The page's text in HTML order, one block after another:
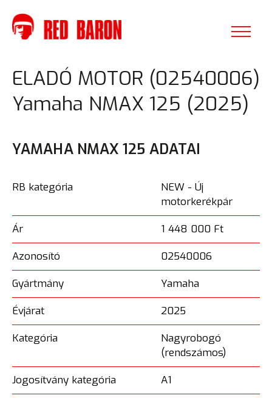
ELADÓ MOTOR (02540006)
Yamaha NMAX 125 (2025)
YAMAHA NMAX 125 ADATAI
RB kategória
NEW - Új
motorkerékpár
Ár
1 448 000 Ft
Azonosító
02540006
Gyártmány
Yamaha
Évjárat
2025
Kategória
Nagyrobogó
(rendszámos)
Jogosítvány kategória
A1